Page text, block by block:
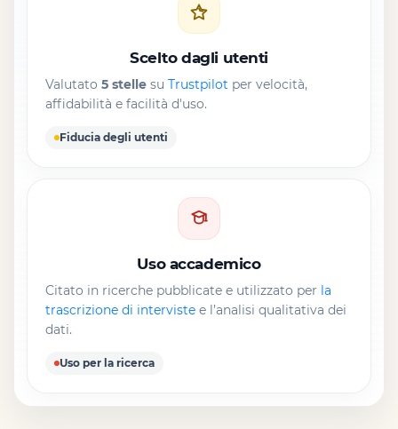
Scelto dagli utenti
Valutato 5 stelle su Trustpilot per velocità,
affidabilità e facilità d'uso.
Fiducia degli utenti
Uso accademico
Citato in ricerche pubblicate e utilizzato per la
trascrizione di interviste e l’analisi qualitativa dei
dati.
Uso per la ricerca